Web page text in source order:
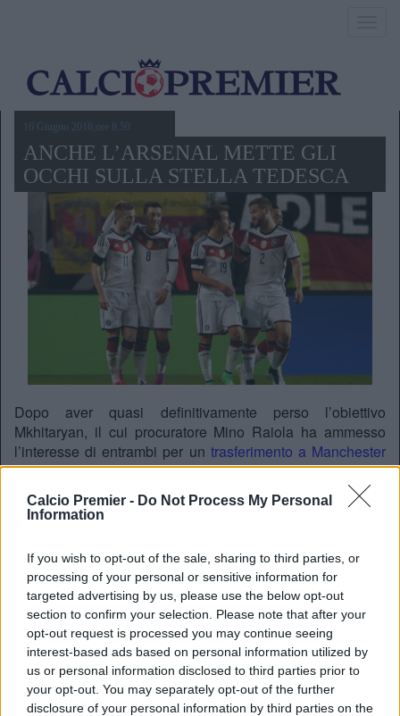
Calcio Premier - Do Not Process My Personal
Information
If you wish to opt-out of the sale, sharing to third parties, or
processing of your personal or sensitive information for
targeted advertising by us, please use the below opt-out
section to confirm your selection. Please note that after your
opt-out request is processed you may continue seeing
interest-based ads based on personal information utilized by
us or personal information disclosed to third parties prior to
your opt-out. You may separately opt-out of the further
disclosure of your personal information by third parties on the
16 Giugno 2016,ore 8.50
ANCHE L’ARSENAL METTE GLI
OCCHI SULLA STELLA TEDESCA
Dopo aver quasi definitivamente perso l’obiettivo
Mkhitaryan, il cui procuratore Mino Raiola ha ammesso
l’interesse di entrambi per un trasferimento a Manchester
sponda United, ecco che l’Arsenal ha individuato il
sostituto in
Mario Gotze , punto fermo della Germania di
Low ma mai così integrato nelBayern Monaco, dove è
37.000.000 di Euro.
Che possa lasciare l’Alianz ArenA dopo tre anni in
biancorosso per spostarsi di città – da Monaco a Londra –
senza però cambiare colori?
REDAZIONE
Twitter@calciopremier